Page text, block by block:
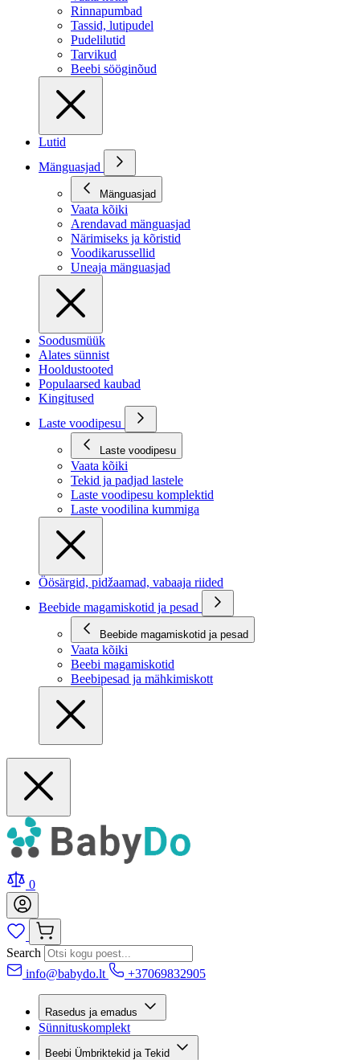
Rinnapumbad
Tassid, lutipudel
Pudelilutid
Tarvikud
Beebi sööginõud
Lutid
Mänguasjad
Mänguasjad
Vaata kõiki
Arendavad mänguasjad
Närimiseks ja kõristid
Voodikarussellid
Uneaja mänguasjad
Soodusmüük
Alates sünnist
Hooldustooted
Populaarsed kaubad
Kingitused
Laste voodipesu
Laste voodipesu
Vaata kõiki
Tekid ja padjad lastele
Laste voodipesu komplektid
Laste voodilina kummiga
Öösärgid, pidžaamad, vabaaja riided
Beebide magamiskotid ja pesad
Beebide magamiskotid ja pesad
Vaata kõiki
Beebi magamiskotid
Beebipesad ja mähkimiskott
0
Search
info@babydo.lt
+37069832905
Rasedus ja emadus
Sünnituskomplekt
Beebi Ümbriktekid ja Tekid